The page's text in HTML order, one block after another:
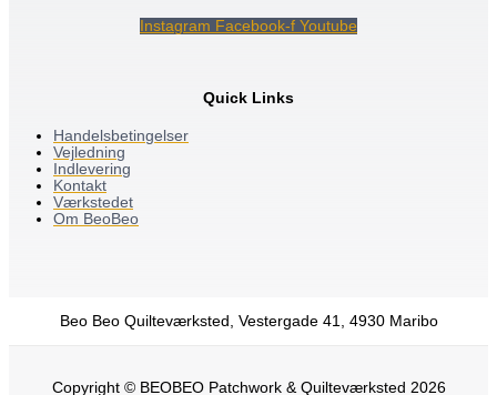
Instagram Facebook-f Youtube
Quick Links
Handelsbetingelser
Vejledning
Indlevering
Kontakt
Værkstedet
Om BeoBeo
Beo Beo Quilteværksted, Vestergade 41, 4930 Maribo
Copyright © BEOBEO Patchwork & Quilteværksted 2026